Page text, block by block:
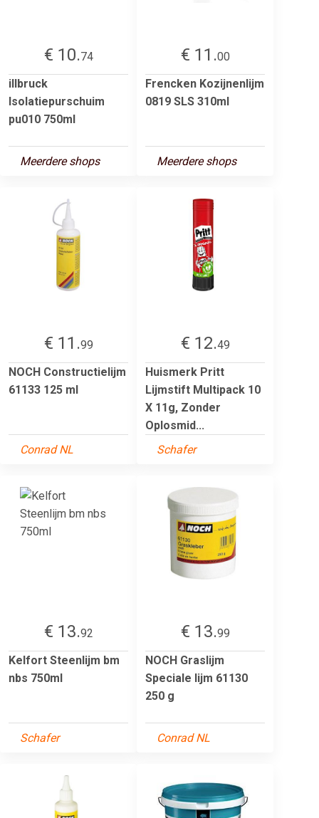
€ 10.74
illbruck
Isolatiepurschuim
pu010 750ml
Meerdere shops
€ 11.00
Frencken Kozijnenlijm
0819 SLS 310ml
Meerdere shops
€ 11.99
NOCH Constructielijm
61133 125 ml
Conrad NL
€ 12.49
Huismerk Pritt
Lijmstift Multipack 10
X 11g, Zonder
Oplosmid...
Schafer
€ 13.92
Kelfort Steenlijm bm
nbs 750ml
Schafer
€ 13.99
NOCH Graslijm
Speciale lijm 61130
250 g
Conrad NL